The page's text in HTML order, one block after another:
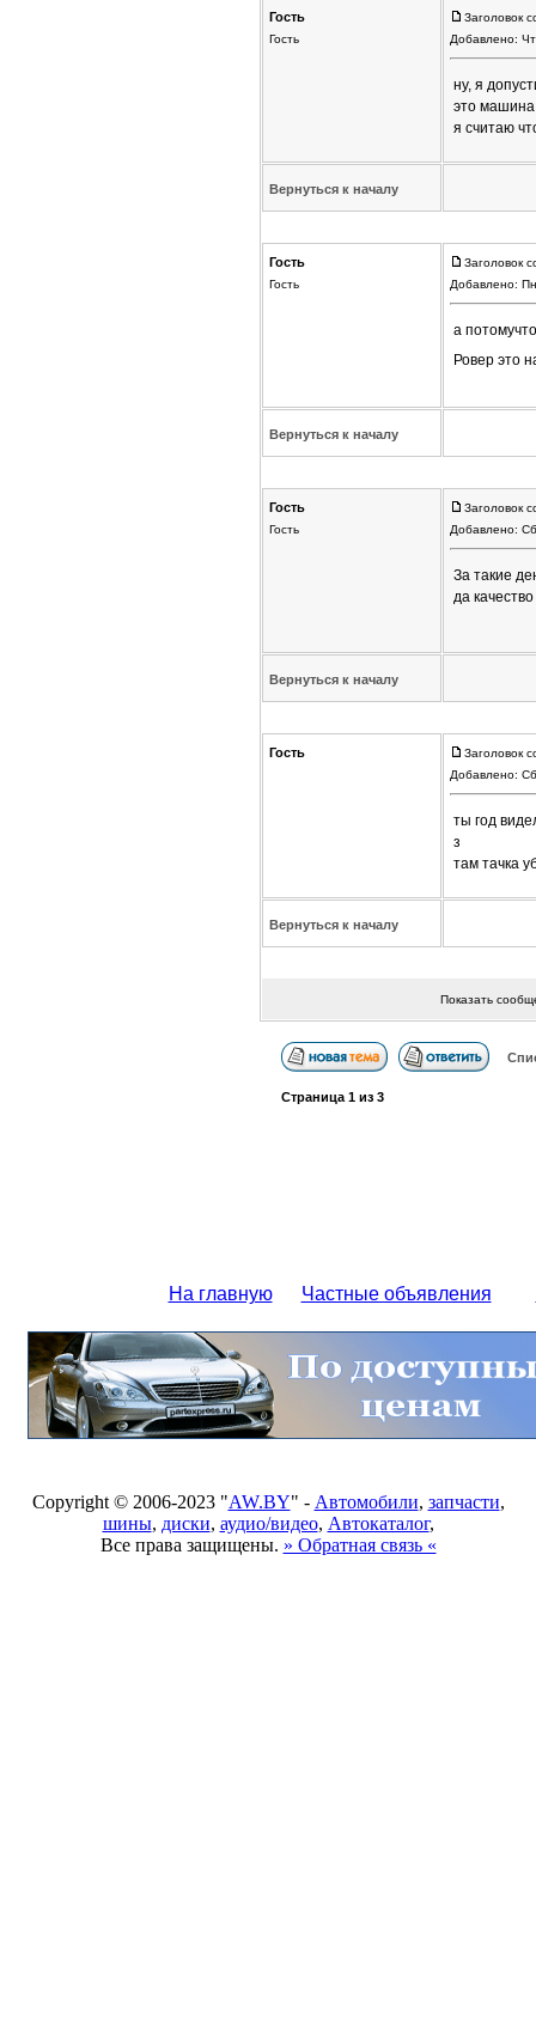
Гость
Гость
Заголовок
Добавлено:
ну, я
это машина
я считаю
Вернуться к началу
Гость
Гость
Заголовок
Добавлено:
а
Ровер это
Вернуться к началу
Гость
Гость
Заголовок
Добавлено:
За такие
да
Вернуться к началу
Гость
Заголовок
Добавлено:
ты год
з
там тачка
Вернуться к началу
Показать
Страница 1из 3
На главную Частные объявления
Copyright © 2006-2023 "AW.BY" - Автомобили, запчасти,
шины, диски, аудио/видео, Автокаталог,
Все права защищены. » Обратная связь «